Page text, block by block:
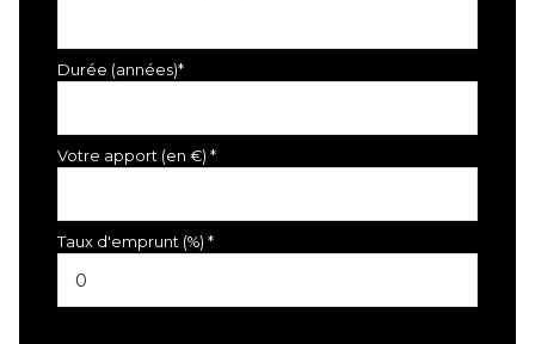
Durée (années)*
Votre apport (en €) *
Taux d'emprunt (%) *